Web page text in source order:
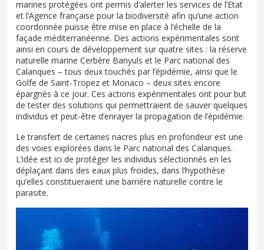
marines protégées ont permis d’alerter les services de l’Etat
et l’Agence française pour la biodiversité afin qu’une action
coordonnée puisse être mise en place à l’échelle de la
façade méditerranéenne. Des actions expérimentales sont
ainsi en cours de développement sur quatre sites : la réserve
naturelle marine Cerbère Banyuls et le Parc national des
Calanques – tous deux touchés par l’épidémie, ainsi que le
Golfe de Saint-Tropez et Monaco – deux sites encore
épargnés à ce jour. Ces actions expérimentales ont pour but
de tester des solutions qui permettraient de sauver quelques
individus et peut-être d’enrayer la propagation de l’épidémie.
Le transfert de certaines nacres plus en profondeur est une
des voies explorées dans le Parc national des Calanques.
L’idée est ici de protéger les individus sélectionnés en les
déplaçant dans des eaux plus froides, dans l’hypothèse
qu’elles constitueraient une barrière naturelle contre le
parasite.